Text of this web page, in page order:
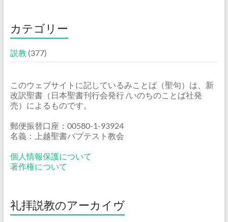
カテゴリー
説教 (377)
このウェブサイトに記しているみことば（聖句）は、新
改訳聖書（日本聖書刊行会発行 /いのちのことば社発
売）によるものです。
郵便振替口座：00580-1-93924
名義：上越聖書バプテスト教会
個人情報保護について
著作権について
礼拝説教のアーカイヴ